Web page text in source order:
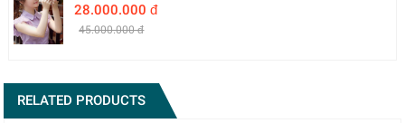
28.000.000 đ
45.000.000 đ
RELATED PRODUCTS